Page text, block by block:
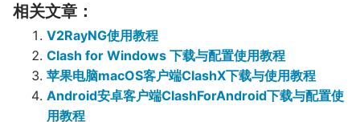
相关文章：
V2RayNG使用教程
Clash for Windows 下载与配置使用教程
苹果电脑macOS客户端ClashX下载与使用教程
Android安卓客户端ClashForAndroid下载与配置使
用教程